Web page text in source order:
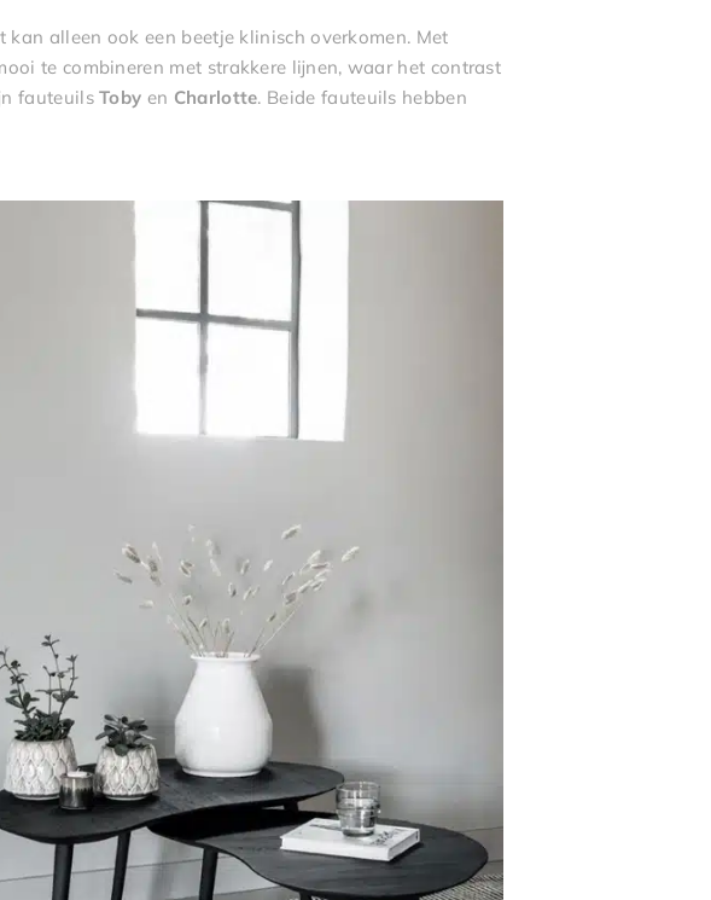
alleen ook een beetje klinisch overkomen. Met
te combineren met strakkere lijnen, waar het contrast
fauteuilsToby en Charlotte. Beide fauteuils hebben